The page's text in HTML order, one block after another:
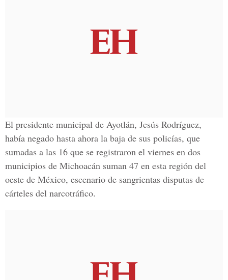
El presidente municipal de Ayotlán, Jesús Rodríguez,
había negado hasta ahora la baja de sus policías, que
sumadas a las 16 que se registraron el viernes en dos
municipios de Michoacán suman 47 en esta región del
oeste de México, escenario de sangrientas disputas de
cárteles del narcotráfico.